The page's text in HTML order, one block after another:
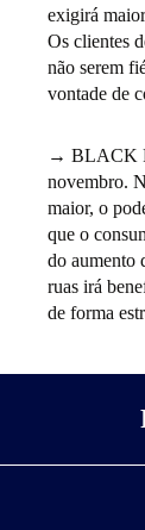
exigirá
Os clientes
não serem
vontade de
→ BLACK
novembro.
maior, o
que o
do aumento
ruas irá
de forma